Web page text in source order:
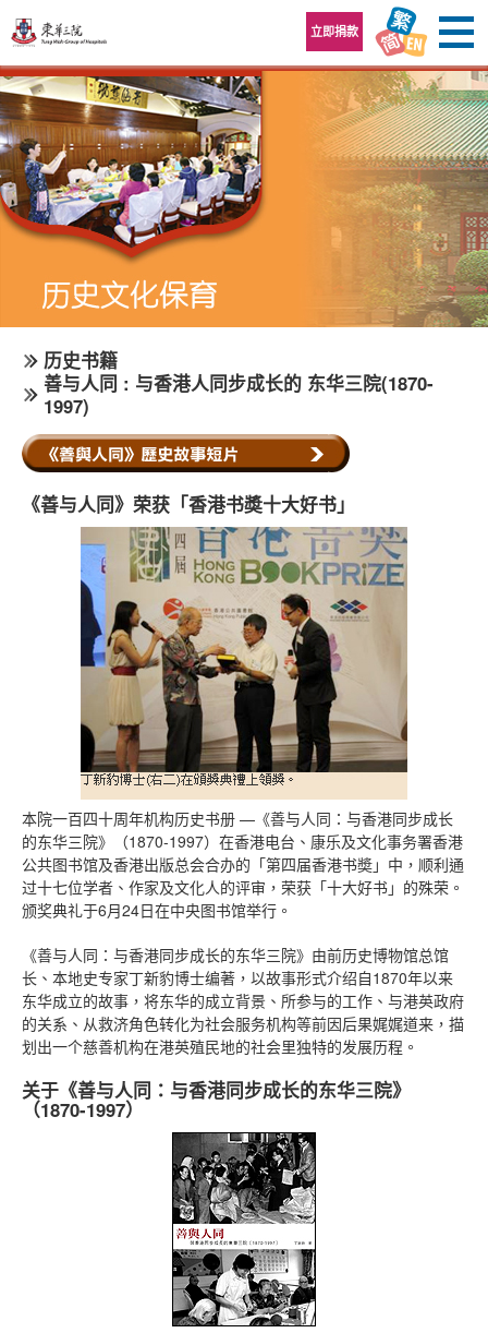
立即捐款
历史书籍
善与人同 : 与香港人同步成长的 东华三院(1870-
1997)
《善与人同》荣获「香港书奬十大好书」
本院一百四十周年机构历史书册 —《善与人同：与香港同步成长
的东华三院》（1870-1997）在香港电台、康乐及文化事务署香港
公共图书馆及香港出版总会合办的「第四届香港书奬」中，顺利通
过十七位学者、作家及文化人的评审，荣获「十大好书」的殊荣。
颁奖典礼于6月24日在中央图书馆举行。
《善与人同：与香港同步成长的东华三院》由前历史博物馆总馆
长、本地史专家丁新豹博士编著，以故事形式介绍自1870年以来
东华成立的故事，将东华的成立背景、所参与的工作、与港英政府
的关系、从救济角色转化为社会服务机构等前因后果娓娓道来，描
划出一个慈善机构在港英殖民地的社会里独特的发展历程。
关于《善与人同：与香港同步成长的东华三院》
（1870-1997）